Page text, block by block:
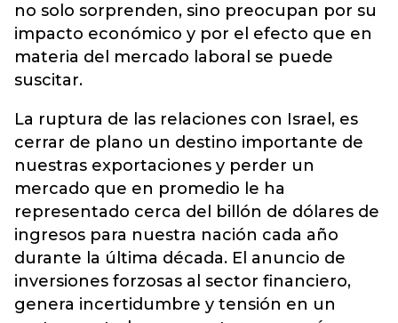
no solo sorprenden, sino preocupan por su
impacto económico y por el efecto que en
materia del mercado laboral se puede
suscitar.
La ruptura de las relaciones con Israel, es
cerrar de plano un destino importante de
nuestras exportaciones y perder un
mercado que en promedio le ha
representado cerca del billón de dólares de
ingresos para nuestra nación cada año
durante la última década. El anuncio de
inversiones forzosas al sector financiero,
genera incertidumbre y tensión en un